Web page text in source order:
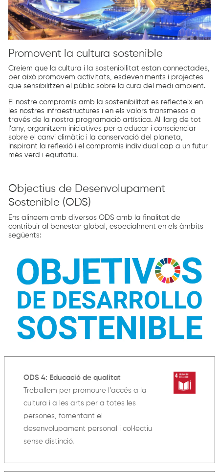
Promovent la cultura sostenible
Creiem que la cultura i la sostenibilitat estan connectades,
per això promovem activitats, esdeveniments i projectes
que sensibilitzen el públic sobre la cura del medi ambient.
El nostre compromís amb la sostenibilitat es reflecteix en
les nostres infraestructures i en els valors transmesos a
través de la nostra programació artística. Al llarg de tot
l’any, organitzem iniciatives per a educar i conscienciar
sobre el canvi climàtic i la conservació del planeta,
inspirant la reflexió i el compromís individual cap a un futur
més verd i equitatiu.
Objectius de Desenvolupament
Sostenible (ODS)
Ens alineem amb diversos ODS amb la finalitat de
contribuir al benestar global, especialment en els àmbits
següents:
ODS 4: Educació de qualitat
Treballem per promoure l’accés a la
cultura i a les arts per a totes les
persones, fomentant el
desenvolupament personal i col·lectiu
sense distinció.